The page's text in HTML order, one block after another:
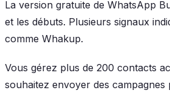
La version gratuite de WhatsApp
et les débuts. Plusieurs signaux
comme Whakup.
Vous gérez plus de 200 contacts
souhaitez envoyer des